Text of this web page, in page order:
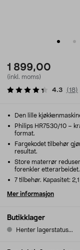
1 899,00
(inkl. moms)
4.3 (18)
Butikklager
Henter lagerstatus...
Den lille
Philips HR7530/10 –
format.
Fargekodet tilbehør
resultat.
Store materrør
forenkler etterarbeidet.
7 tilbehør. Kapasitet:
Mer informasjon